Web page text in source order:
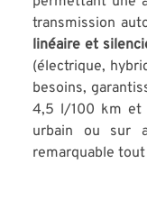
transmission
linéaire et
(électrique,
besoins,
4,5 l/100 km et
urbain ou sur
remarquable